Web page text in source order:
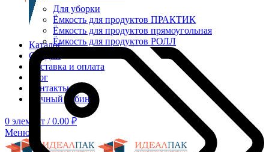
Каталог
Скидки
Доставка и оплата
Блог
Контакты
Личный кабинет
0 элемент / 0.00 ₽
Меню
Для уборки
Ёмкость для продуктов ПРАКТИК
Ёмкость для продуктов прямоугольная
Ёмкость для продуктов РОЛЛ